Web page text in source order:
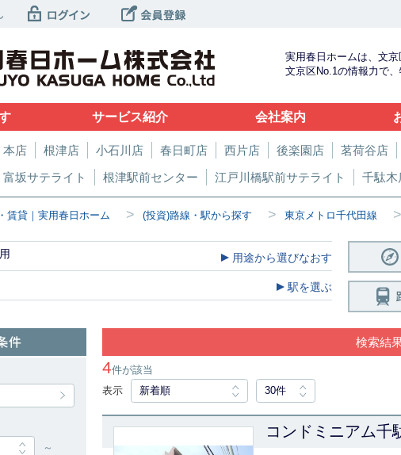
実用春日ホームは、文
文京区No.1の情報力で
サービス紹介 会社案内
本店 根津店 小石川店 春日町店 西片店 後楽園店 茗荷谷店
富坂サテライト
根津駅前センター 江戸川橋駅前サテライト 千駄木
賃貸｜実用春日ホーム > (投資)路線・駅から探す > 東京メトロ千代田線 >
用途から選びなおす
駅を選ぶ
検索結
4件が該当
表示
新着順 30件
コンドミニアム千
～